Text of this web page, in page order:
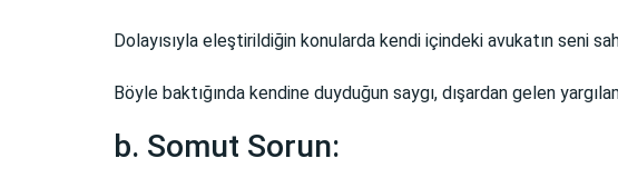
Dolayısıyla eleştirildiğin konularda kendi içindeki avukatın seni
Böyle baktığında kendine duyduğun saygı, dışardan gelen
b. Somut Sorun: